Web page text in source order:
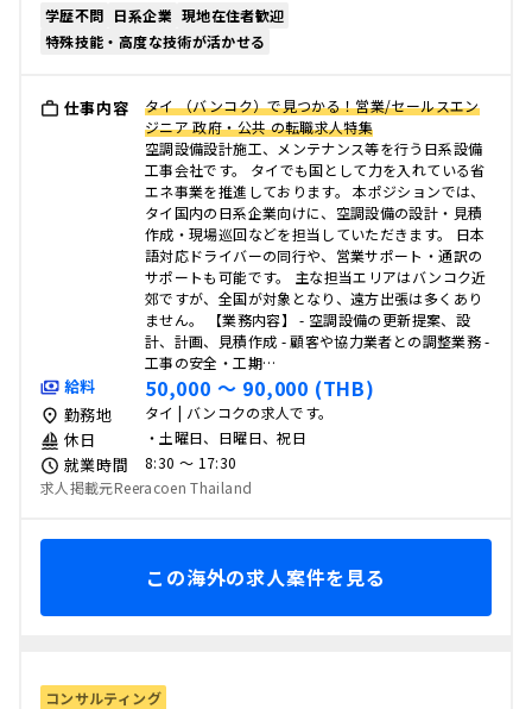
学歴不問 日系企業 現地在住者歓迎
特殊技能・高度な技術が活かせる
仕事内容
タイ （バンコク）で見つかる！営業/セールスエン
ジニア 政府・公共 の転職求人特集
空調設備設計施工、メンテナンス等を行う日系設備
工事会社です。 タイでも国として力を入れている省
エネ事業を推進しております。 本ポジションでは、
タイ国内の日系企業向けに、空調設備の設計・見積
作成・現場巡回などを担当していただきます。 日本
語対応ドライバーの同行や、営業サポート・通訳の
サポートも可能です。 主な担当エリアはバンコク近
郊ですが、全国が対象となり、遠方出張は多くあり
ません。 【業務内容】 - 空調設備の更新提案、設
計、計画、見積作成 - 顧客や協力業者との調整業務 -
工事の安全・工期…
給料 50,000 〜 90,000 (THB)
勤務地 タイ | バンコクの求人です。
休日 ・土曜日、日曜日、祝日
就業時間
8:30 〜 17:30
求人掲載元Reeracoen Thailand
この海外の求人案件を見る
コンサルティング